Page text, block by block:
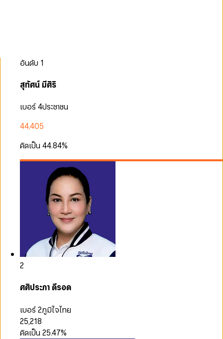
อันดับ 1
สุทัศน์ มีศิริ
เบอร์ 4ประชาชน
44,405
คิดเป็น44.84%
2
ศศิประภา ดีรอด
เบอร์ 2ภูมิใจไทย
25,218
คิดเป็น25.47%